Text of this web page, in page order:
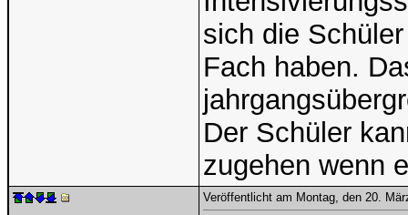
sich die
Fach haben.
Der Schüler
zugehen wenn
Veröffentlicht am Montag, den 20.